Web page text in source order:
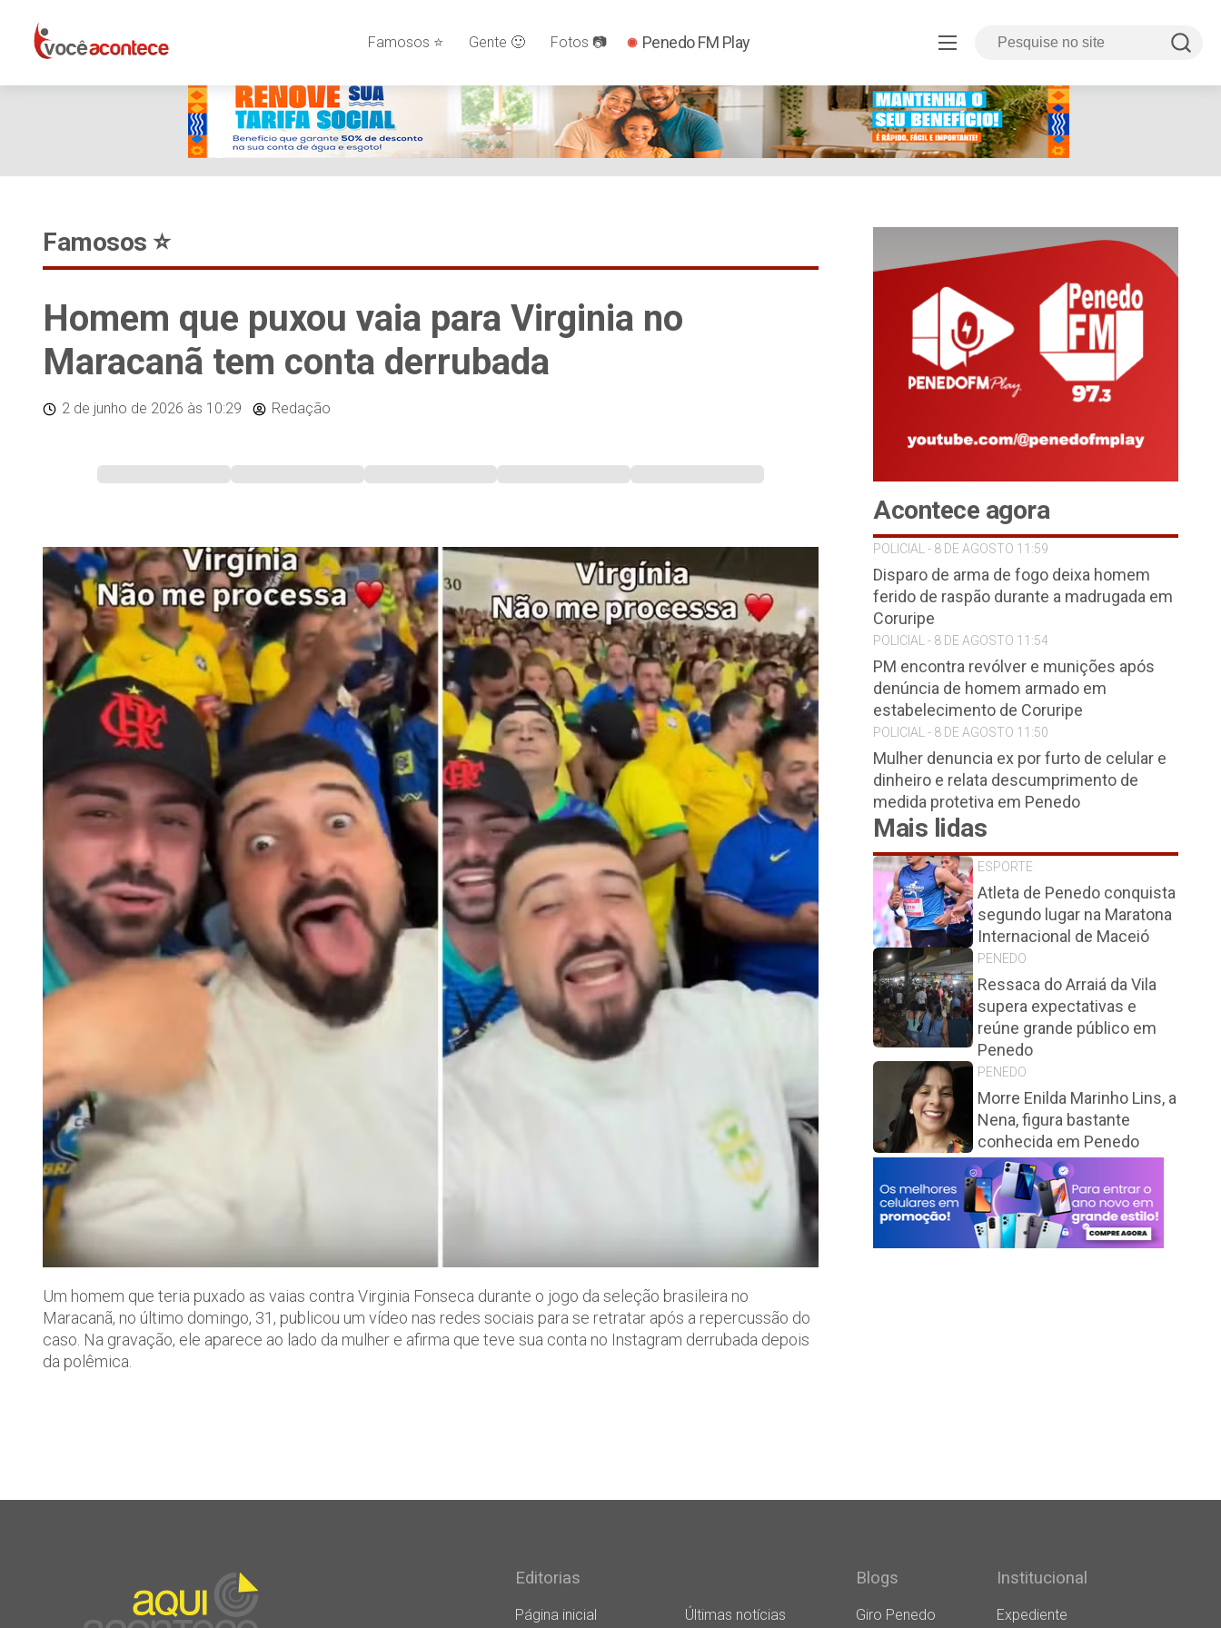
Famosos ⭐️ Gente 🙂 Fotos 📷 Penedo FM Play
Famosos ⭐️
Homem que puxou vaia para Virginia no
Maracanã tem conta derrubada
2 de junho de 2026 às 10:29 Redação
Um homem que teria puxado as vaias contra Virginia Fonseca durante o jogo da seleção brasileira no
Maracanã, no último domingo, 31, publicou um vídeo nas redes sociais para se retratar após a repercussão do
caso. Na gravação, ele aparece ao lado da mulher e afirma que teve sua conta no Instagram derrubada depois
da polêmica.
Acontece agora
POLICIAL - 8 DE AGOSTO 11:59
Disparo de arma de fogo deixa homem
ferido de raspão durante a madrugada em
Coruripe
POLICIAL - 8 DE AGOSTO 11:54
PM encontra revólver e munições após
denúncia de homem armado em
estabelecimento de Coruripe
POLICIAL - 8 DE AGOSTO 11:50
Mulher denuncia ex por furto de celular e
dinheiro e relata descumprimento de
medida protetiva em Penedo
Mais lidas
ESPORTE
Atleta de Penedo conquista
segundo lugar na Maratona
Internacional de Maceió
PENEDO
Ressaca do Arraiá da Vila
supera expectativas e
reúne grande público em
Penedo
PENEDO
Morre Enilda Marinho Lins, a
Nena, figura bastante
conhecida em Penedo
Editorias
Página inicial Últimas notícias
Blogs
Giro Penedo
Institucional
Expediente